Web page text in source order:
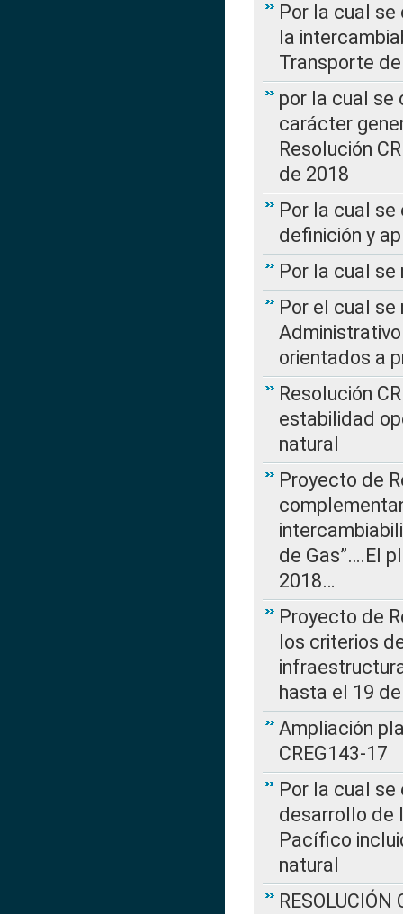
Por la cual
la
Transporte
por la cual se
carácter
Resolución
de 2018
Por la cual
definición y
Por la cual
Por el cual
orientados a
Resolución
estabilidad
natural
Proyecto de
de Gas”….El
2018…
Proyecto de
los criterios
hasta el 19
Ampliación
CREG143-17
Por la cual
desarrollo de
Pacífico
natural